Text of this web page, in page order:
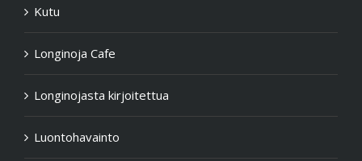
Kutu
Longinoja Cafe
Longinojasta kirjoitettua
Luontohavainto